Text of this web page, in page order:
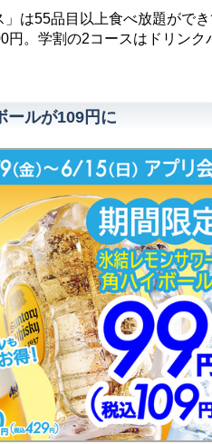
は55品目以上食べ放題がで
円。学割の2コースはドリン
ールが109円に